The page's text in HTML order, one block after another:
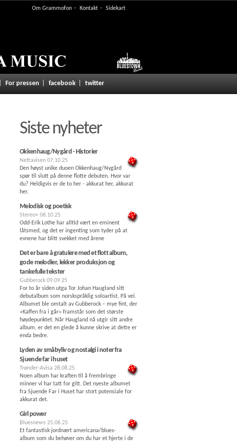
Om Grammofon Kontakt Sidekart
For pressen facebook twitter
Siste nyheter
Okkenhaug/Nygård - Historier
Nettavisen 07.10.25
Den høyst unike duoen Okkenhaug/Nygård
spør til slutt på denne flotte debuten. Hvor var
du? Heldigvis er de to her - akkurat her, akkurat
her.
Melodisk og poetisk
Stereo+ 06.10.25
Odd-Erik Lothe har alltid vært en eminent
låtsmed, og det er ingenting som tyder på at
evnene har blitt svekket med årene
Det er bare å gratulere med et flott album,
gode melodier, lekker produksjon og
tankefulle tekster
Gubberock 09.09.25
For to år siden utga Tor Johan Haugland sitt
debutalbum som norskspråklig soloartist, På vei.
Albumet ble omtalt av Gubberock – mye fint, der
«Kaffen fra i går» framstår som det største
høydepunktet. Når Haugland nå utgir sitt andre
album, er det en glede å kunne skrive at dette er
enda bedre.
Lyden av småbyliv og nostalgi i noter fra
Sjuende far i huset
Trønder-Avisa 28.08.25
Noen album har kraften til å frembringe
minner vi har tatt for gitt. Det nyeste albumet
fra Sjuende Far i Huset har stort potensiale for
akkurat det.
Girl power
Bluesnews 25.06.25
Et fantastisk jordnært americana/blues-
album som du behøver om du har et hjerte i de